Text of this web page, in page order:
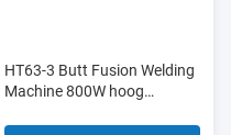
HT63-3 Butt Fusion Welding
Machine 800W hoog